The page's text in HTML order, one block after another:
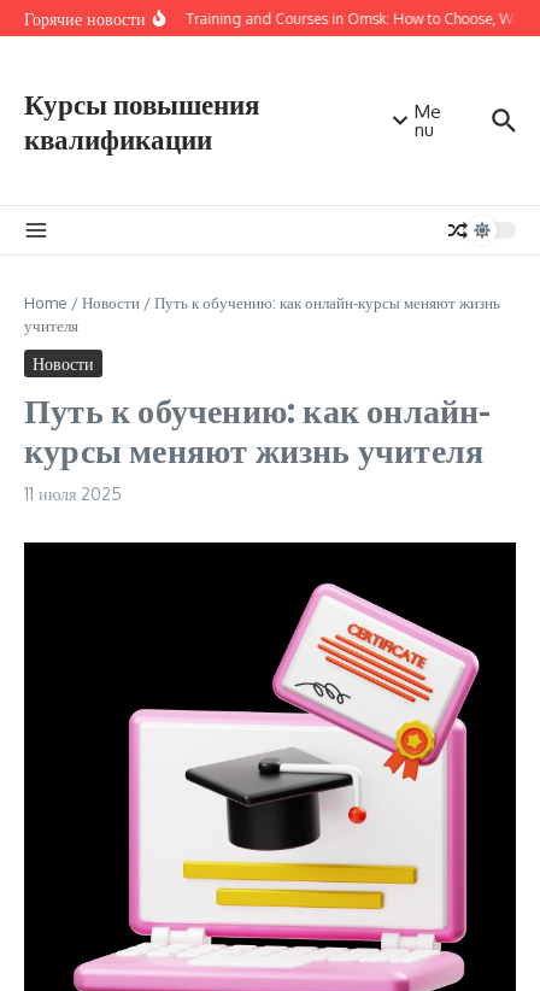
Перейти к содержанию
Горячие новостиOnline Training and Courses in Omsk: How to Choose,
Курсы повышения
квалификации
Me
nu
Home /Новости /Путь к обучению: как онлайн-курсы меняют жизнь
учителя
Новости
Путь к обучению: как онлайн-
курсы меняют жизнь учителя
11 июля 2025